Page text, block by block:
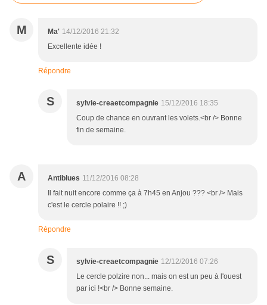
M Ma' 14/12/2016 21:32
Excellente idée !
Répondre
S sylvie-creaetcompagnie 15/12/2016 18:35
Coup de chance en ouvrant les volets.<br /> Bonne
fin de semaine.
A Antiblues 11/12/2016 08:28
Il fait nuit encore comme ça à 7h45 en Anjou ??? <br /> Mais
c'est le cercle polaire !! ;)
Répondre
S sylvie-creaetcompagnie 12/12/2016 07:26
Le cercle polzire non... mais on est un peu à l'ouest
par ici !<br /> Bonne semaine.